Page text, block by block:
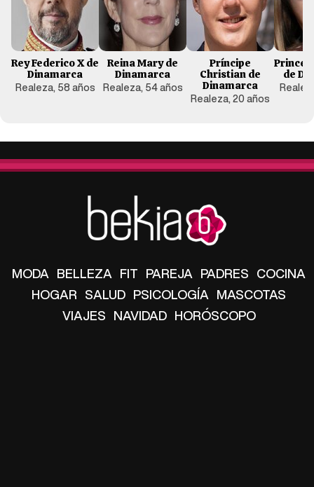
Rey Federico X de
Dinamarca
Realeza, 58 años
Reina Mary de
Dinamarca
Realeza, 54 años
Príncipe
Christian de
Dinamarca
Realeza, 20 años
de
MODA BELLEZA FIT PAREJA PADRES COCINA
HOGAR SALUD PSICOLOGÍA MASCOTAS
VIAJES NAVIDAD HORÓSCOPO